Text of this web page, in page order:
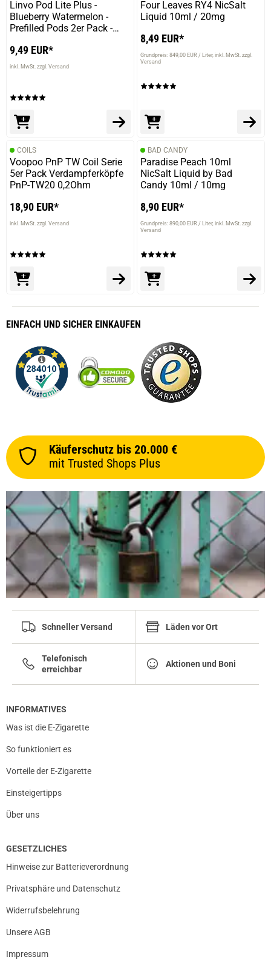
Linvo Pod Lite Plus -
Blueberry Watermelon -
Prefilled Pods 2er Pack -
9,49 EUR*
inkl. MwSt. zzgl. Versand
Four Leaves RY4 NicSalt
Liquid 10ml / 20mg
8,49 EUR*
Grundpreis: 849,00 EUR / Liter inkl. MwSt. zzgl.
Versand
COILS
Voopoo PnP TW Coil Serie
5er Pack Verdampferköpfe
PnP-TW20 0,2Ohm
18,90 EUR*
inkl. MwSt. zzgl. Versand
BAD CANDY
Paradise Peach 10ml
NicSalt Liquid by Bad
Candy 10ml / 10mg
8,90 EUR*
Grundpreis: 890,00 EUR / Liter inkl. MwSt. zzgl.
Versand
EINFACH UND SICHER EINKAUFEN
Käuferschutz bis 20.000 €
mit Trusted Shops Plus
Schneller Versand Läden vor Ort
Telefonisch
erreichbar
Aktionen und Boni
INFORMATIVES
Was ist die E-Zigarette
So funktioniert es
Vorteile der E-Zigarette
Einsteigertipps
Über uns
GESETZLICHES
Hinweise zur Batterieverordnung
Privatsphäre und Datenschutz
Widerrufsbelehrung
Unsere AGB
Impressum